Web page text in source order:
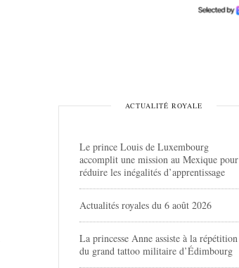
ACTUALITÉ ROYALE
Le prince Louis de Luxembourg
accomplit une mission au Mexique pour
réduire les inégalités d’apprentissage
Actualités royales du 6 août 2026
La princesse Anne assiste à la répétition
du grand tattoo militaire d’Édimbourg